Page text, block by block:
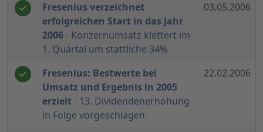
Fresenius verzeichnet
erfolgreichen Start in das Jahr
2006 - Konzernumsatz klettert im
1. Quartal um stattliche 34%
03.05.2006
Fresenius: Bestwerte bei
Umsatz und Ergebnis in 2005
erzielt- 13. Dividendenerhöhung
in Folge vorgeschlagen
22.02.2006